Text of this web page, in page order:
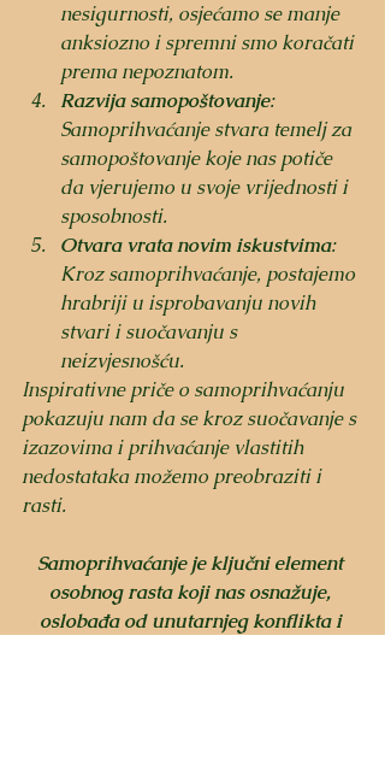
nesigurnosti, osjećamo se manje
anksiozno i spremni smo koračati
prema nepoznatom.
Razvija samopoštovanje:
Samoprihvaćanje stvara temelj za
samopoštovanje koje nas potiče
da vjerujemo u svoje vrijednosti i
sposobnosti.
Otvara vrata novim iskustvima:
Kroz samoprihvaćanje, postajemo
hrabriji u isprobavanju novih
stvari i suočavanju s
neizvjesnošću.
Inspirativne priče o samoprihvaćanju
pokazuju nam da se kroz suočavanje s
izazovima i prihvaćanje vlastitih
nedostataka možemo preobraziti i
rasti.
Samoprihvaćanje je ključni element
osobnog rasta koji nas osnažuje,
oslobađa od unutarnjeg konflikta i